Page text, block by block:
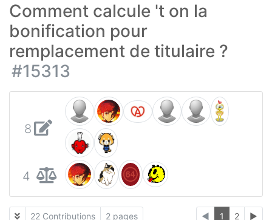
Comment calcule 't on la
bonification pour
remplacement de titulaire ?
#15313
8
4
22 Contributions 2 pages ◄ 1 2 ►